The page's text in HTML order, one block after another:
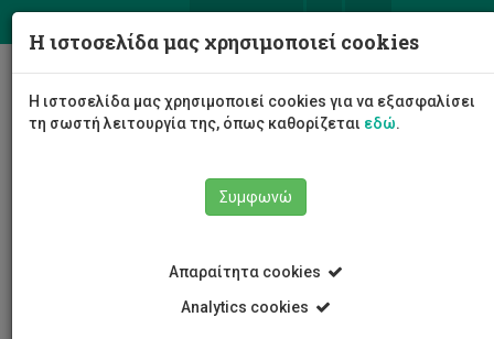
Σχολή Διοίκησης και Οικονομίας
Προσωπικό
Η ιστοσελίδα μας χρησιμοποιεί cookies
Η ιστοσελίδα μας χρησιμοποιεί cookies για να εξασφαλίσει
τη σωστή λειτουργία της, όπως καθορίζεται εδώ.
Συμφωνώ
Απαραίτητα cookies
Analytics cookies